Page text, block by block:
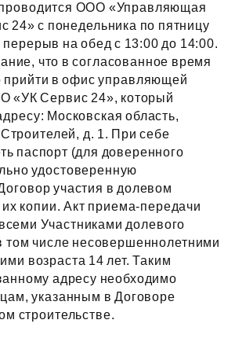
ООО «Управляющая
24» с понедельника по пятницу
перерыв на обед с 13:00 до 14:00.
что в согласованное время
прийти в офис управляющей
«УК Сервис 24», который
Московская область,
д. 1. При себе
паспорт (для доверенного
удостоверенную
участия в долевом
их копии. Акт приема‑передачи
Участниками долевого
том числе несовершеннолетними
возраста 14 лет. Таким
адресу необходимо
указанным в Договоре
строительстве.